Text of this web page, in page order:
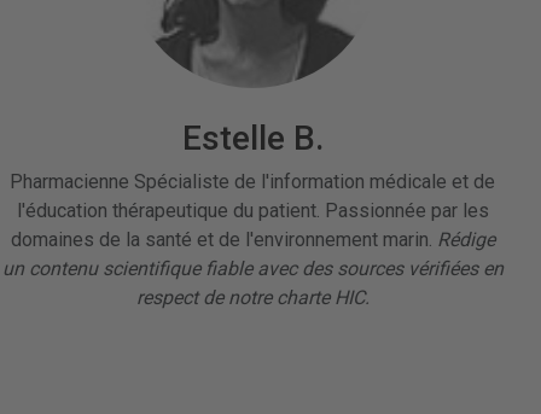
Estelle B.
Pharmacienne Spécialiste de l'information médicale et de
l'éducation thérapeutique du patient. Passionnée par les
domaines de la santé et de l'environnement marin. Rédige
un contenu scientifique fiable avec des sources vérifiées en
respect de notre charte HIC.